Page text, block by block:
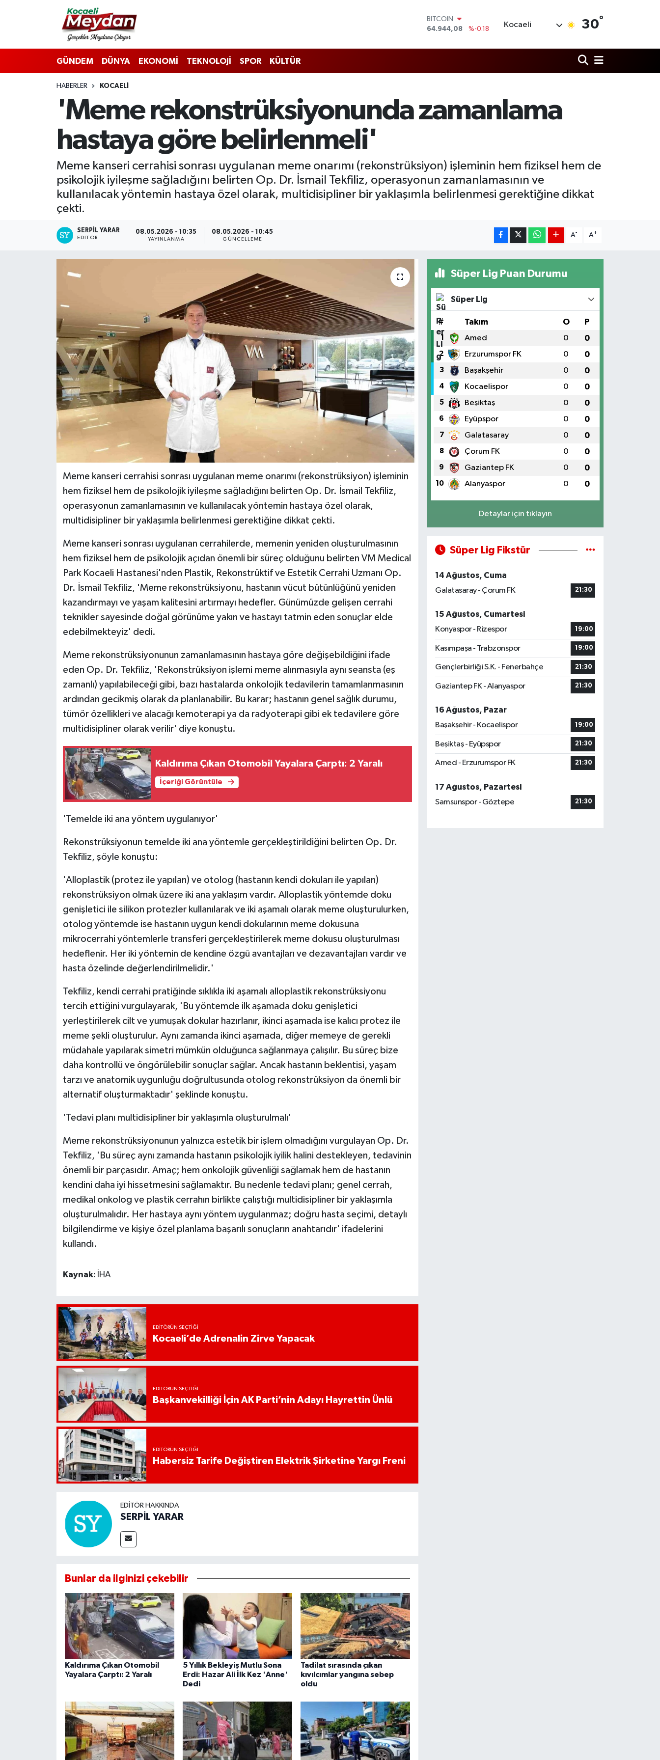
DOLAR
47,7436
%0.18
55,2510
%0.32
13.779
%-14
BITCOIN
Kocaeli 30°
GÜNDEM DÜNYA EKONOMİ TEKNOLOJİ SPOR KÜLTÜR
HABERLER KOCAELI
'Meme rekonstrüksiyonunda zamanlama
hastaya göre belirlenmeli'
Meme kanseri cerrahisi sonrası uygulanan meme onarımı (rekonstrüksiyon) işleminin hem fiziksel hem de
psikolojik iyileşme sağladığını belirten Op. Dr. İsmail Tekfiliz, operasyonun zamanlamasının ve
kullanılacak yöntemin hastaya özel olarak, multidisipliner bir yaklaşımla belirlenmesi gerektiğine dikkat
çekti.
SERPİL YARAR
EDITÖR
08.05.2026 - 10:35
YAYINLANMA
08.05.2026 - 10:45
GÜNCELLEME
A- A+
Meme kanseri cerrahisi sonrası uygulanan meme onarımı (rekonstrüksiyon) işleminin
hem fiziksel hem de psikolojik iyileşme sağladığını belirten Op. Dr. İsmail Tekfiliz,
operasyonun zamanlamasının ve kullanılacak yöntemin hastaya özel olarak,
multidisipliner bir yaklaşımla belirlenmesi gerektiğine dikkat çekti.
Meme kanseri sonrası uygulanan cerrahilerde, memenin yeniden oluşturulmasının
hem fiziksel hem de psikolojik açıdan önemli bir süreç olduğunu belirten VM Medical
Park Kocaeli Hastanesi'nden Plastik, Rekonstrüktif ve Estetik Cerrahi Uzmanı Op.
Dr. İsmail Tekfiliz, 'Meme rekonstrüksiyonu, hastanın vücut bütünlüğünü yeniden
kazandırmayı ve yaşam kalitesini artırmayı hedefler. Günümüzde gelişen cerrahi
teknikler sayesinde doğal görünüme yakın ve hastayı tatmin eden sonuçlar elde
edebilmekteyiz' dedi.
Meme rekonstrüksiyonunun zamanlamasının hastaya göre değişebildiğini ifade
eden Op. Dr. Tekfiliz, 'Rekonstrüksiyon işlemi meme alınmasıyla aynı seansta (eş
zamanlı) yapılabileceği gibi, bazı hastalarda onkolojik tedavilerin tamamlanmasının
ardından gecikmiş olarak da planlanabilir. Bu karar; hastanın genel sağlık durumu,
tümör özellikleri ve alacağı kemoterapi ya da radyoterapi gibi ek tedavilere göre
multidisipliner olarak verilir' diye konuştu.
Kaldırıma Çıkan Otomobil Yayalara Çarptı: 2 Yaralı
İçeriği Görüntüle
'Temelde iki ana yöntem uygulanıyor'
Rekonstrüksiyonun temelde iki ana yöntemle gerçekleştirildiğini belirten Op. Dr.
Tekfiliz, şöyle konuştu:
'Alloplastik (protez ile yapılan) ve otolog (hastanın kendi dokuları ile yapılan)
rekonstrüksiyon olmak üzere iki ana yaklaşım vardır. Alloplastik yöntemde doku
genişletici ile silikon protezler kullanılarak ve iki aşamalı olarak meme oluşturulurken,
otolog yöntemde ise hastanın uygun kendi dokularının meme dokusuna
mikrocerrahi yöntemlerle transferi gerçekleştirilerek meme dokusu oluşturulması
hedeflenir. Her iki yöntemin de kendine özgü avantajları ve dezavantajları vardır ve
hasta özelinde değerlendirilmelidir.'
Tekfiliz, kendi cerrahi pratiğinde sıklıkla iki aşamalı alloplastik rekonstrüksiyonu
tercih ettiğini vurgulayarak, 'Bu yöntemde ilk aşamada doku genişletici
yerleştirilerek cilt ve yumuşak dokular hazırlanır, ikinci aşamada ise kalıcı protez ile
meme şekli oluşturulur. Aynı zamanda ikinci aşamada, diğer memeye de gerekli
müdahale yapılarak simetri mümkün olduğunca sağlanmaya çalışılır. Bu süreç bize
daha kontrollü ve öngörülebilir sonuçlar sağlar. Ancak hastanın beklentisi, yaşam
tarzı ve anatomik uygunluğu doğrultusunda otolog rekonstrüksiyon da önemli bir
alternatif oluşturmaktadır' şeklinde konuştu.
'Tedavi planı multidisipliner bir yaklaşımla oluşturulmalı'
Meme rekonstrüksiyonunun yalnızca estetik bir işlem olmadığını vurgulayan Op. Dr.
Tekfiliz, 'Bu süreç aynı zamanda hastanın psikolojik iyilik halini destekleyen, tedavinin
önemli bir parçasıdır. Amaç; hem onkolojik güvenliği sağlamak hem de hastanın
kendini daha iyi hissetmesini sağlamaktır. Bu nedenle tedavi planı; genel cerrah,
medikal onkolog ve plastik cerrahın birlikte çalıştığı multidisipliner bir yaklaşımla
oluşturulmalıdır. Her hastaya aynı yöntem uygulanmaz; doğru hasta seçimi, detaylı
bilgilendirme ve kişiye özel planlama başarılı sonuçların anahtarıdır' ifadelerini
kullandı.
Kaynak: İHA
EDITÖRÜN SEÇTIĞI
Kocaeli’de Adrenalin Zirve Yapacak
EDITÖRÜN SEÇTIĞI
Başkanvekilliği İçin AK Parti’nin Adayı Hayrettin Ünlü
EDITÖRÜN SEÇTIĞI
Habersiz Tarife Değiştiren Elektrik Şirketine Yargı Freni
EDITÖR HAKKINDA
SERPİL YARAR
Bunlar da ilginizi çekebilir
Kaldırıma Çıkan Otomobil
Yayalara Çarptı: 2 Yaralı
5 Yıllık Bekleyiş Mutlu Sona
Erdi: Hazar Ali İlk Kez 'Anne'
Dedi
Tadilat sırasında çıkan
kıvılcımlar yangına sebep
oldu
Süper Lig Puan Durumu
Süper Lig
# Takım O P
1 Amed 0 0
2 Erzurumspor FK 0 0
3 Başakşehir 0 0
4 Kocaelispor 0 0
5 Beşiktaş 0 0
6 Eyüpspor 0 0
7 Galatasaray 0 0
8 Çorum FK 0 0
9 Gaziantep FK 0 0
10 Alanyaspor 0 0
Detaylar için tıklayın
Süper Lig Fikstür
14 Ağustos, Cuma
Galatasaray - Çorum FK
21:30
15 Ağustos, Cumartesi
Konyaspor - Rizespor
19:00
Kasımpaşa - Trabzonspor 19:00
Gençlerbirliği S.K. - Fenerbahçe 21:30
Gaziantep FK - Alanyaspor 21:30
16 Ağustos, Pazar
Başakşehir - Kocaelispor
19:00
Beşiktaş - Eyüpspor 21:30
Amed - Erzurumspor FK 21:30
17 Ağustos, Pazartesi
Samsunspor - Göztepe
21:30
Nöbetçi Eczaneler
Hava Durumu
Trafik Durumu
Süper Lig Puan Durumu ve Fikstür
Tüm Manşetler
Son Dakika Haberleri
Haber Arşivi